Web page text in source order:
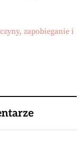
zapobieganie i